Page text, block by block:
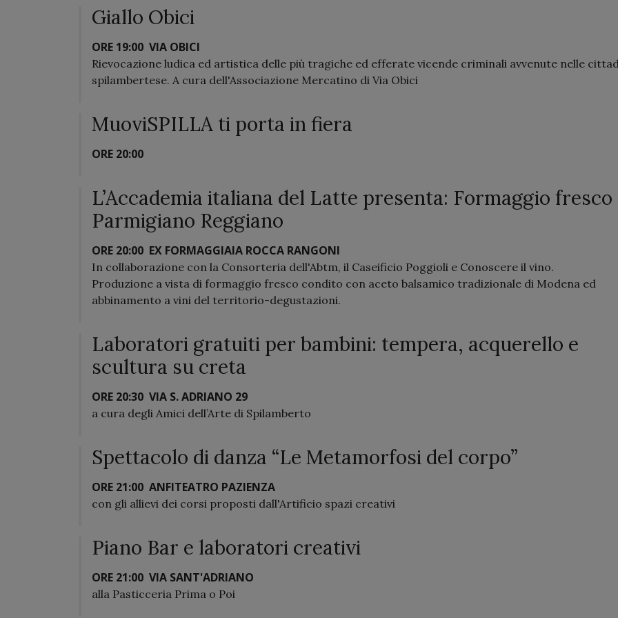
Giallo Obici
ORE 19:00 VIA OBICI
Rievocazione ludica ed artistica delle più tragiche ed efferate vicende criminali avvenute nelle
spilambertese. A cura dell'Associazione Mercatino di Via Obici
MuoviSPILLA ti porta in fiera
ORE 20:00
L’Accademia italiana del Latte presenta: Formaggio fresco
Parmigiano Reggiano
ORE 20:00 EX FORMAGGIAIA ROCCA RANGONI
In collaborazione con la Consorteria dell'Abtm, il Caseificio Poggioli e Conoscere il vino.
Produzione a vista di formaggio fresco condito con aceto balsamico tradizionale di Modena ed
abbinamento a vini del territorio-degustazioni.
Laboratori gratuiti per bambini: tempera, acquerello e
scultura su creta
ORE 20:30 VIA S. ADRIANO 29
a cura degli Amici dell’Arte di Spilamberto
Spettacolo di danza “Le Metamorfosi del corpo”
ORE 21:00 ANFITEATRO PAZIENZA
con gli allievi dei corsi proposti dall'Artificio spazi creativi
Piano Bar e laboratori creativi
ORE 21:00 VIA SANT'ADRIANO
alla Pasticceria Prima o Poi